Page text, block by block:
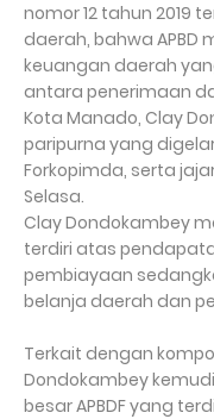
nomor 12 tahun 2019
daerah, bahwa APBD
keuangan daerah
antara penerimaan
Kota Manado, Clay
paripurna yang
Forkopimda, serta
Selasa.
Clay Dondokambey
terdiri atas
pembiayaan
belanja daerah dan
Terkait dengan
Dondokambey
besar APBDF yang